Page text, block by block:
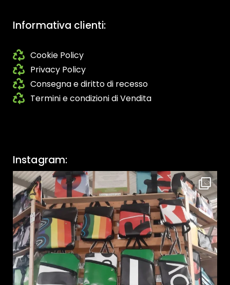
Informativa clienti:
Cookie Policy
Privacy Policy
Consegna e diritto di recesso
Termini e condizioni di Vendita
Instagram: